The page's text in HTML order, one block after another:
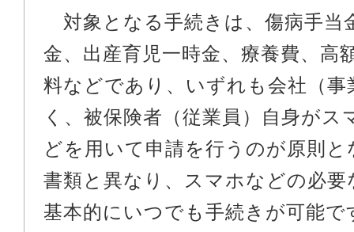
対象となる手続きは、傷病手当
金、出産育児一時金、療養費、高
料などであり、いずれも会社（事
く、被保険者（従業員）自身がス
どを用いて申請を行うのが原則
書類と異なり、スマホなどの必
基本的にいつでも手続きが可能で